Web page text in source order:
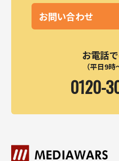
お問い合わせ
お電話
（平日9時
0120-